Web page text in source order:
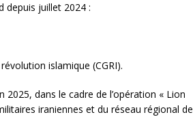
depuis juillet 2024 :
islamique (CGRI).
dans le cadre de l’opération « Lion
iraniennes et du réseau régional de